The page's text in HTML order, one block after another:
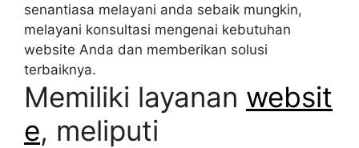
senantiasa melayani anda sebaik mungkin,
melayani konsultasi mengenai kebutuhan
website Anda dan memberikan solusi
terbaiknya.
Memiliki layanan websit
e, meliputi